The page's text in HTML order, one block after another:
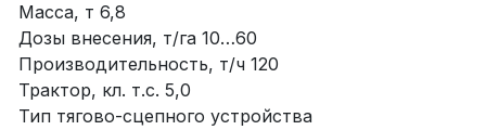
Масса, т 6,8
Дозы внесения, т/га 10…60
Производительность, т/ч 120
Трактор, кл. т.с. 5,0
Тип тягово-сцепного устройства